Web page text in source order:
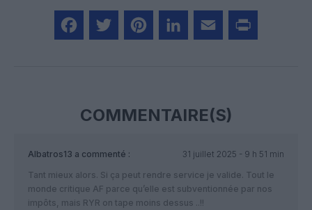
COMMENTAIRE(S)
Albatros13 a commenté :
31 juillet 2025 - 9 h 51 min
Tant mieux alors. Si ça peut rendre service je valide. Tout le
monde critique AF parce qu’elle est subventionnée par nos
impôts, mais RYR on tape moins dessus ..!!